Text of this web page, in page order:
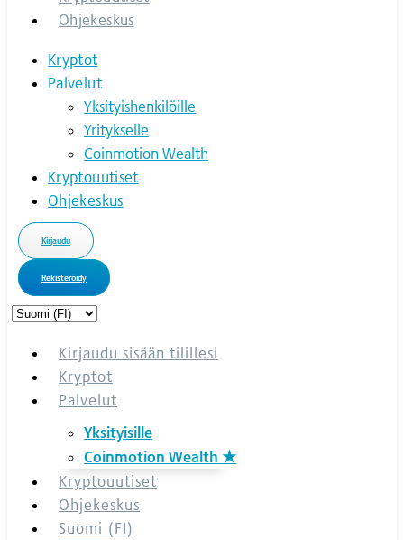
Ohjekeskus
Kryptot
Palvelut
Yksityishenkilöille
Yritykselle
Coinmotion Wealth
Kryptouutiset
Ohjekeskus
Kirjaudu
Rekisteröidy
Choose
languageKirjaudu sisään tilillesi
Kryptot
Palvelut
Yksityisille
Coinmotion Wealth ★
Kryptouutiset
Ohjekeskus
Suomi (FI)